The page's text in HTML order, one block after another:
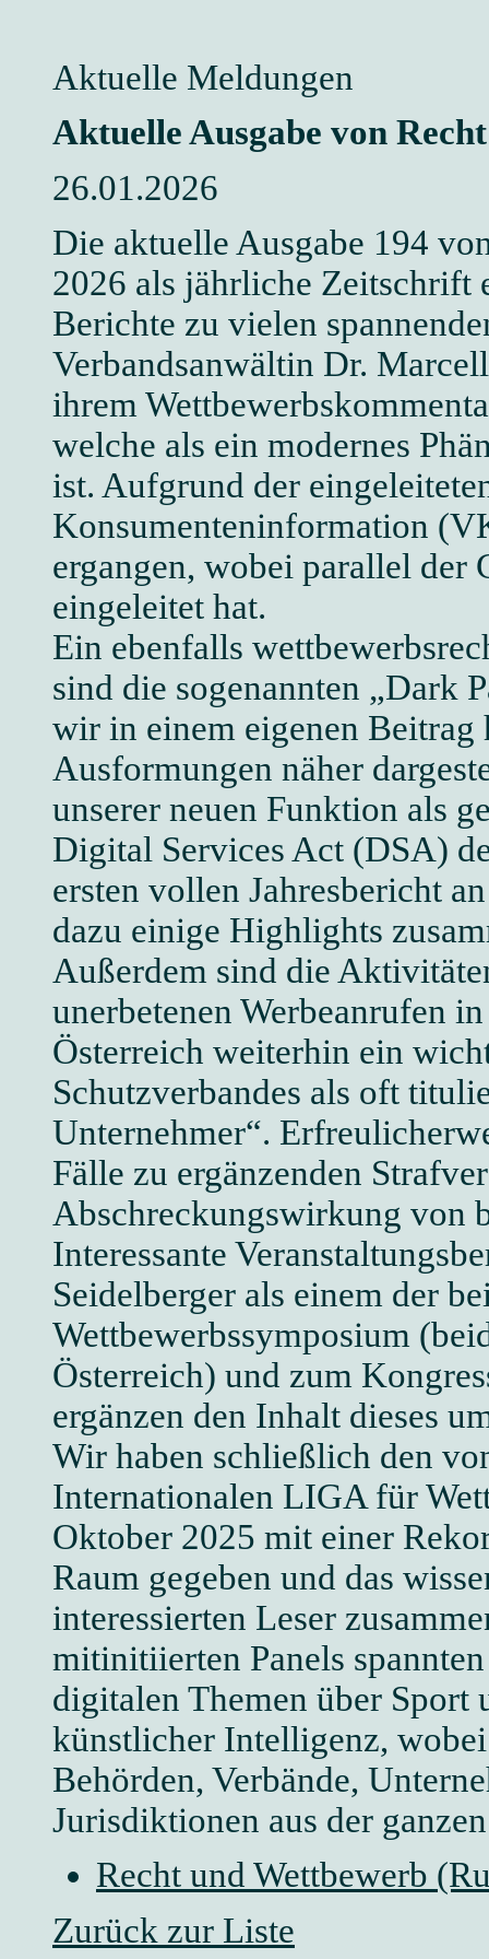
Aktuelle Meldungen
Aktuelle Ausgabe von
26.01.2026
Die aktuelle Ausgabe 194
2026 als jährliche Zeitschrift
Berichte zu vielen
Verbandsanwältin Dr.
ihrem
welche als ein modernes
ist. Aufgrund der
Konsumenteninformation
ergangen, wobei parallel der
eingeleitet hat.
Ein ebenfalls
sind die sogenannten „Dark
wir in einem eigenen
Ausformungen näher
unserer neuen Funktion als
Digital Services Act (DSA)
ersten vollen Jahresbericht
dazu einige Highlights
Außerdem sind die
unerbetenen Werbeanrufen
Österreich weiterhin ein
Schutzverbandes als oft
Unternehmer“.
Fälle zu ergänzenden
Abschreckungswirkung von
Interessante
Seidelberger als einem der
Wettbewerbssymposium
Österreich) und zum
ergänzen den Inhalt dieses
Wir haben schließlich den
Internationalen LIGA für
Oktober 2025 mit einer
Raum gegeben und das
interessierten Leser
mitinitiierten Panels
digitalen Themen über
künstlicher Intelligenz,
Behörden, Verbände,
Jurisdiktionen aus der
Recht und Wettbewerb
Zurück zur Liste